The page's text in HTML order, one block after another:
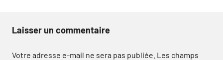
Laisser un commentaire
Votre adresse e-mail ne sera pas publiée. Les champs